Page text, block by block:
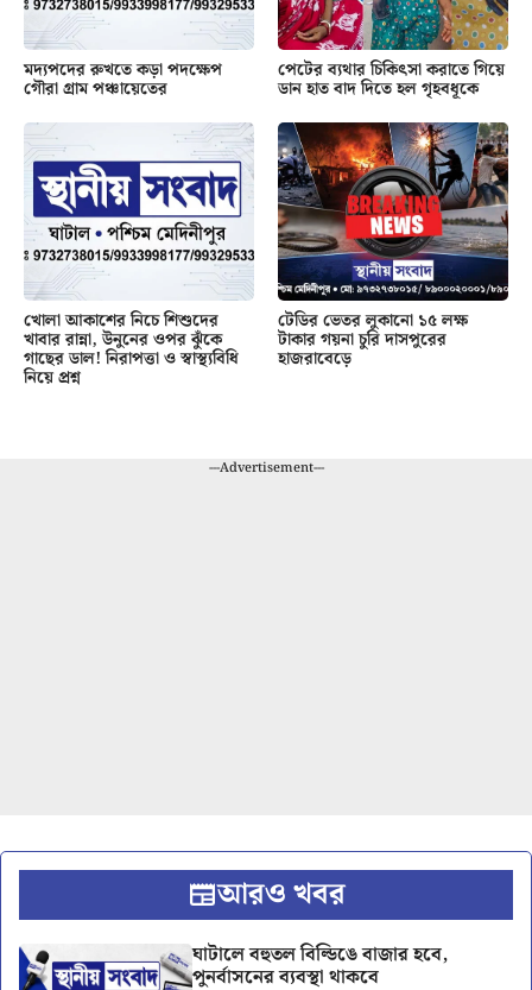
মদ্যপদের রুখতে কড়া পদক্ষেপ
গৌরা গ্রাম পঞ্চায়েতের
পেটের ব্যথার চিকিৎসা করাতে গিয়ে
ডান হাত বাদ দিতে হল গৃহবধূকে
খোলা আকাশের নিচে শিশুদের
খাবার রান্না, উনুনের ওপর ঝুঁকে
গাছের ডাল! নিরাপত্তা ও স্বাস্থ্যবিধি
নিয়ে প্রশ্ন
টেডির ভেতর লুকানো ১৫ লক্ষ
টাকার গয়না চুরি দাসপুরের
হাজরাবেড়ে
---Advertisement---
আরও খবর
ঘাটালে বহুতল বিল্ডিঙে বাজার হবে,
পুনর্বাসনের ব্যবস্থা থাকবে